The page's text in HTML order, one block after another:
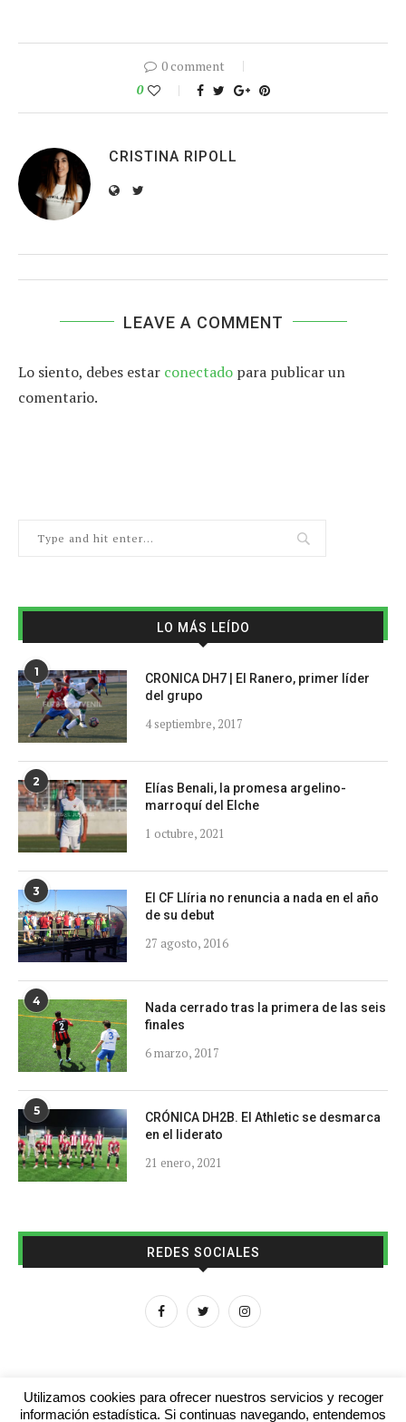
0 comment
0
CRISTINA RIPOLL
LEAVE A COMMENT
Lo siento, debes estar conectado para publicar un
comentario.
LO MÁS LEÍDO
1
CRONICA DH7 | El Ranero, primer líder
del grupo
4 septiembre, 2017
2
Elías Benali, la promesa argelino-
marroquí del Elche
1 octubre, 2021
3
El CF Llíria no renuncia a nada en el año
de su debut
27 agosto, 2016
4
Nada cerrado tras la primera de las seis
finales
6 marzo, 2017
5
CRÓNICA DH2B. El Athletic se desmarca
en el liderato
21 enero, 2021
REDES SOCIALES
Utilizamos cookies para ofrecer nuestros servicios y recoger
información estadística. Si continuas navegando, entendemos